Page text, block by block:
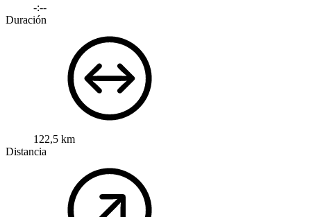
-:--
Duración
122,5 km
Distancia